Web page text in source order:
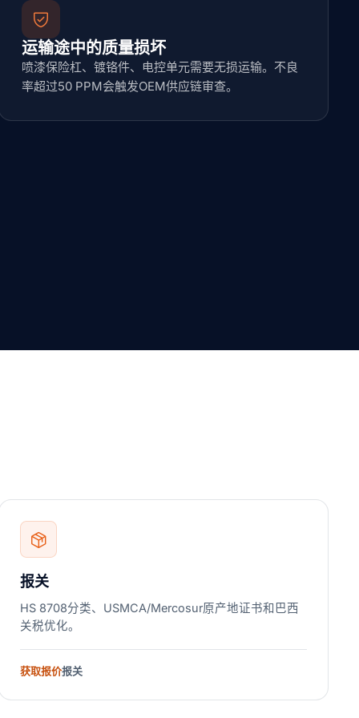
运输途中的质量损坏
喷漆保险杠、镀铬件、电控单元需要无损运输。不良
率超过50 PPM会触发OEM供应链审查。
报关
HS 8708分类、USMCA/Mercosur原产地证书和巴西
关税优化。
获取报价报关